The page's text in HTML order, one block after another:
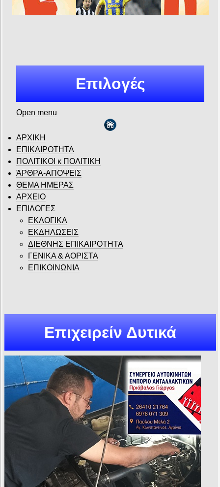
Επιλογές
Open menu
ΑΡΧΙΚΗ
ΕΠΙΚΑΙΡΟΤΗΤΑ
ΠΟΛΙΤΙΚΟΙ κ ΠΟΛΙΤΙΚΗ
ΆΡΘΡΑ-ΑΠΟΨΕΙΣ
ΘΕΜΑ ΗΜΕΡΑΣ
ΑΡΧΕΙΟ
ΕΠΙΛΟΓΕΣ
ΕΚΛΟΓΙΚΑ
ΕΚΔΗΛΩΣΕΙΣ
ΔΙΕΘΝΗΣ ΕΠΙΚΑΙΡΟΤΗΤΑ
ΓΕΝΙΚΑ & ΑΟΡΙΣΤΑ
ΕΠΙΚΟΙΝΩΝΙΑ
Επιχειρείν Δυτικά